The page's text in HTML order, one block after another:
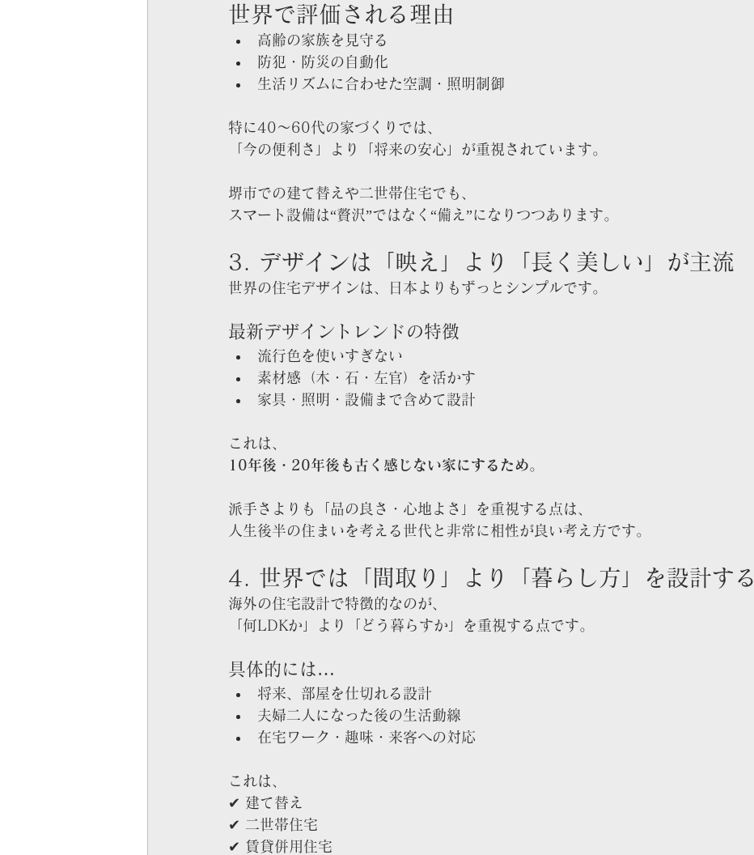
世界で評価される理由
高齢の家族を見守る
防犯・防災の自動化
生活リズムに合わせた空調・照明制御
特に40〜60代の家づくりでは、
「今の便利さ」より「将来の安心」が重視されています。
堺市での建て替えや二世帯住宅でも、
スマート設備は“贅沢”ではなく“備え”になりつつあります。
3. デザインは「映え」より「長く美しい」が主流
世界の住宅デザインは、日本よりもずっとシンプルです。
最新デザイントレンドの特徴
流行色を使いすぎない
素材感（木・石・左官）を活かす
家具・照明・設備まで含めて設計
これは、
10年後・20年後も古く感じない家にするため。
派手さよりも「品の良さ・心地よさ」を重視する点は、
人生後半の住まいを考える世代と非常に相性が良い考え方です。
4. 世界では「間取り」より「暮らし方」を設計する
海外の住宅設計で特徴的なのが、
「何LDKか」より「どう暮らすか」を重視する点です。
具体的には…
将来、部屋を仕切れる設計
夫婦二人になった後の生活動線
在宅ワーク・趣味・来客への対応
これは、
✔ 建て替え
✔ 二世帯住宅
✔ 賃貸併用住宅